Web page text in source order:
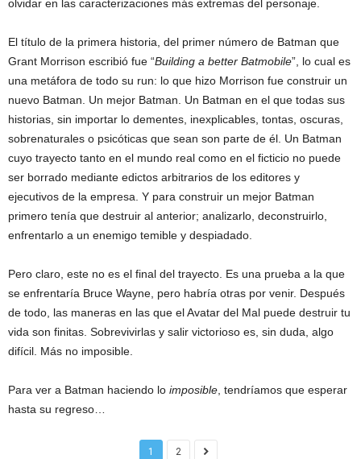
olvidar en las caracterizaciones más extremas del personaje.
El título de la primera historia, del primer número de Batman que
Grant Morrison escribió fue “Building a better Batmobile”, lo cual es
una metáfora de todo su run: lo que hizo Morrison fue construir un
nuevo Batman. Un mejor Batman. Un Batman en el que todas sus
historias, sin importar lo dementes, inexplicables, tontas, oscuras,
sobrenaturales o psicóticas que sean son parte de él. Un Batman
cuyo trayecto tanto en el mundo real como en el ficticio no puede
ser borrado mediante edictos arbitrarios de los editores y
ejecutivos de la empresa. Y para construir un mejor Batman
primero tenía que destruir al anterior; analizarlo, deconstruirlo,
enfrentarlo a un enemigo temible y despiadado.
Pero claro, este no es el final del trayecto. Es una prueba a la que
se enfrentaría Bruce Wayne, pero habría otras por venir. Después
de todo, las maneras en las que el Avatar del Mal puede destruir tu
vida son finitas. Sobrevivirlas y salir victorioso es, sin duda, algo
difícil. Más no imposible.
Para ver a Batman haciendo lo imposible , tendríamos que esperar
hasta su regreso…
1 2